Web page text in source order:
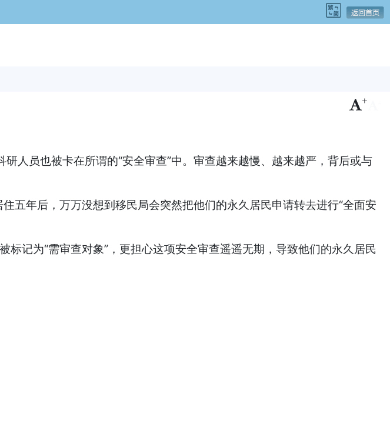
+
人员也被卡在所谓的“安全审查”中。审查越来越慢、越来越严，背后或与
年后，万万没想到移民局会突然把他们的永久居民申请转去进行“全面安
记为“需审查对象”，更担心这项安全审查遥遥无期，导致他们的永久居民